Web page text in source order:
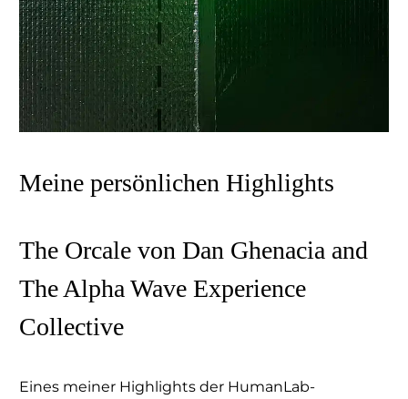
Meine persönlichen Highlights
The Orcale von Dan Ghenacia and
The Alpha Wave Experience
Collective
Eines meiner Highlights der HumanLab-